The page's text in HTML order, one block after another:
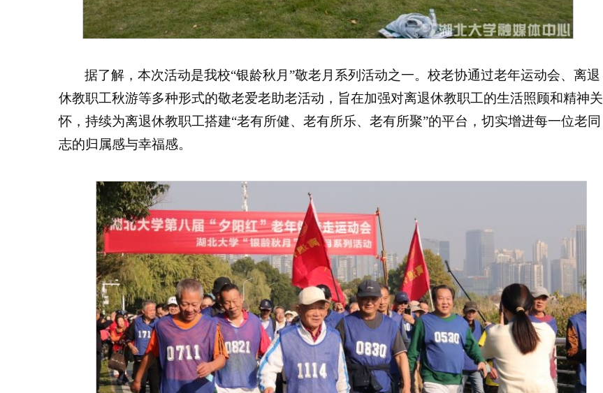
据了解，本次活动是我校“银龄秋月”敬老月系列活动之一。校老协通过老年运动会、离退
休教职工秋游等多种形式的敬老爱老助老活动，旨在加强对离退休教职工的生活照顾和精神关
怀，持续为离退休教职工搭建“老有所健、老有所乐、老有所聚”的平台，切实增进每一位老同
志的归属感与幸福感。